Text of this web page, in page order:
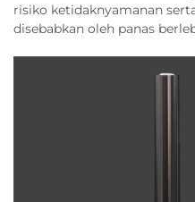
risiko ketidaknyamanan
disebabkan oleh panas